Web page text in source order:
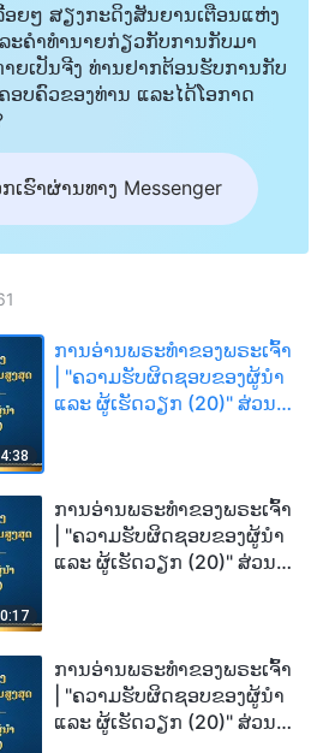
ອຍໆ ສຽງກະດິງສັນຍານເຕືອນແຫ່ງ
ະຄໍາທໍານາຍກ່ຽວກັບການກັບມາ
າຍເປັນຈີງ ທ່ານຢາກຕ້ອນຮັບການກັບ
ອບຄົວຂອງທ່ານ ແລະໄດ້ໂອກາດ
ເຮົາຜ່ານທາງ Messenger
ການອ່ານພຣະທຳຂອງພຣະເຈົ້າ
| "ຄວາມຮັບຜິດຊອບຂອງຜູ້ນໍາ
ແລະ ຜູ້ເຮັດວຽກ (20)" ສ່ວນທີ
ການອ່ານພຣະທຳຂອງພຣະເຈົ້າ
| "ຄວາມຮັບຜິດຊອບຂອງຜູ້ນໍາ
ແລະ ຜູ້ເຮັດວຽກ (20)" ສ່ວນທີ
ການອ່ານພຣະທຳຂອງພຣະເຈົ້າ
| "ຄວາມຮັບຜິດຊອບຂອງຜູ້ນໍາ
ແລະ ຜູ້ເຮັດວຽກ (20)" ສ່ວນທີ